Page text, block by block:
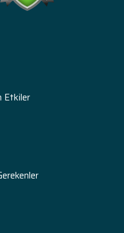
Etkiler